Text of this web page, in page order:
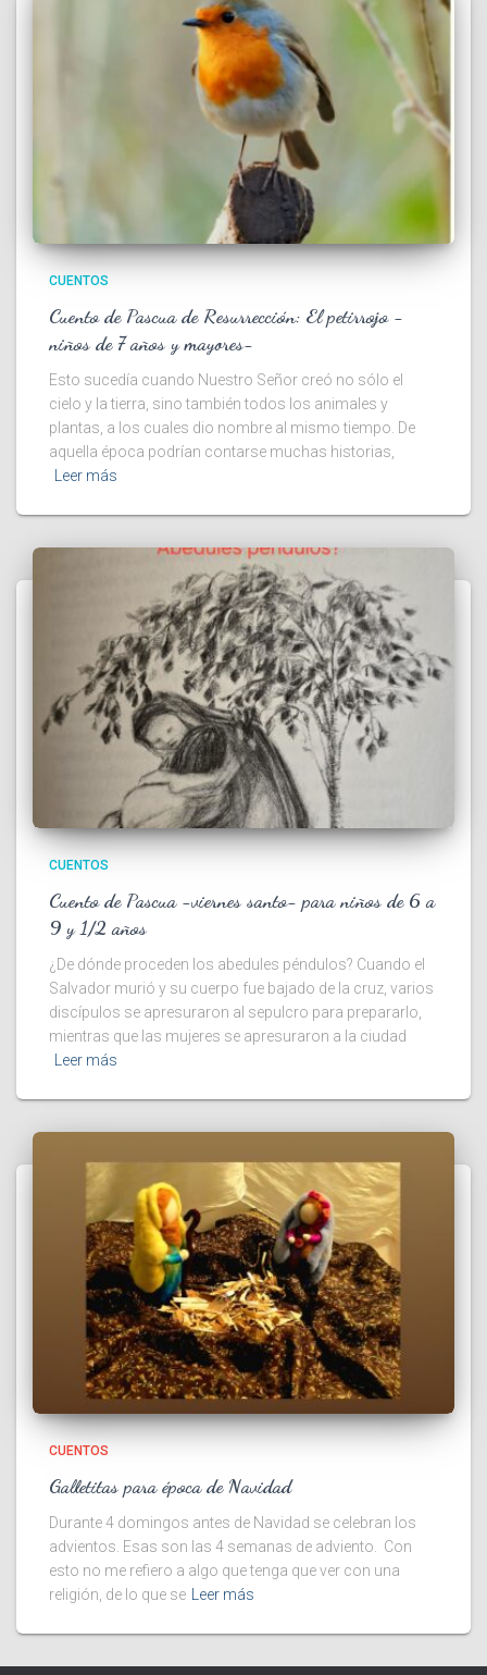
CUENTOS
Cuento de Pascua de Resurrección: El petirrojo -
niños de 7 años y mayores-
Esto sucedía cuando Nuestro Señor creó no sólo el
cielo y la tierra, sino también todos los animales y
plantas, a los cuales dio nombre al mismo tiempo. De
aquella época podrían contarse muchas historias,
Leer más
CUENTOS
Cuento de Pascua -viernes santo- para niños de 6 a
9 y 1/2 años
¿De dónde proceden los abedules péndulos? Cuando el
Salvador murió y su cuerpo fue bajado de la cruz, varios
discípulos se apresuraron al sepulcro para prepararlo,
mientras que las mujeres se apresuraron a la ciudad
Leer más
CUENTOS
Galletitas para época de Navidad
Durante 4 domingos antes de Navidad se celebran los
advientos. Esas son las 4 semanas de adviento. Con
esto no me refiero a algo que tenga que ver con una
religión, de lo que se
Leer más